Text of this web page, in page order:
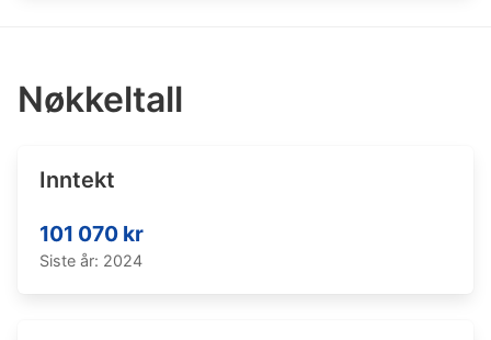
Nøkkeltall
Inntekt
101 070 kr
Siste år: 2024